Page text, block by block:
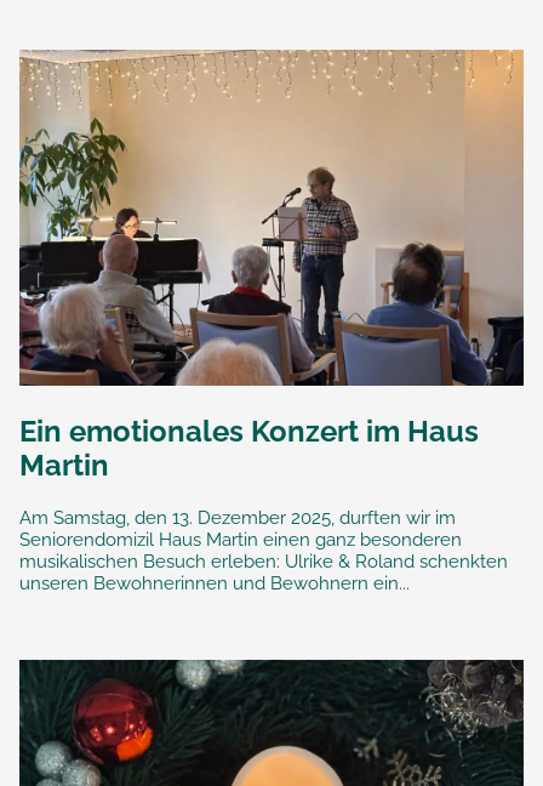
Ein emotionales Konzert im Haus
Martin
Am Samstag, den 13. Dezember 2025, durften wir im
Seniorendomizil Haus Martin einen ganz besonderen
musikalischen Besuch erleben: Ulrike & Roland schenkten
unseren Bewohnerinnen und Bewohnern ein...